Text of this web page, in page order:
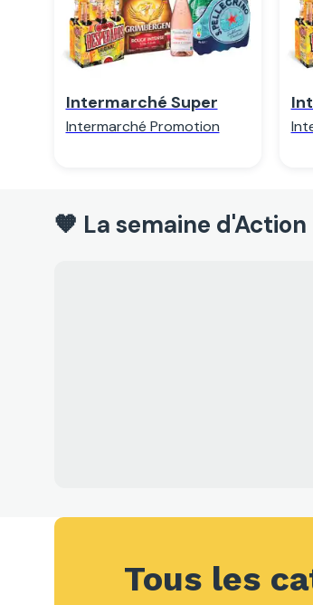
Intermarché Super
Intermarché Promotion
🧡 La semaine d'Action
Tous les